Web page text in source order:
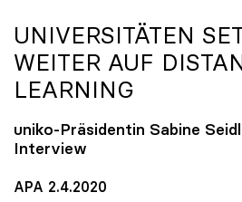
UNIVERSITÄTEN
WEITER AUF
LEARNING
uniko-Präsidentin Sabine
Interview
APA 2.4.2020